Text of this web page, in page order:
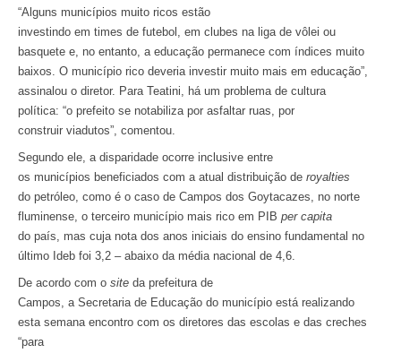
“Alguns municípios muito ricos estão
investindo em times de futebol, em clubes na liga de vôlei ou
basquete e, no entanto, a educação permanece com índices muito
baixos. O município rico deveria investir muito mais em educação”,
assinalou o diretor. Para Teatini, há um problema de cultura
política: “o prefeito se notabiliza por asfaltar ruas, por
construir viadutos”, comentou.
Segundo ele, a disparidade ocorre inclusive entre
os municípios beneficiados com a atual distribuição de royalties
do petróleo, como é o caso de Campos dos Goytacazes, no norte
fluminense, o terceiro município mais rico em PIB per capita
do país, mas cuja nota dos anos iniciais do ensino fundamental no
último Ideb foi 3,2 – abaixo da média nacional de 4,6.
De acordo com o site da prefeitura de
Campos, a Secretaria de Educação do município está realizando
esta semana encontro com os diretores das escolas e das creches
“para